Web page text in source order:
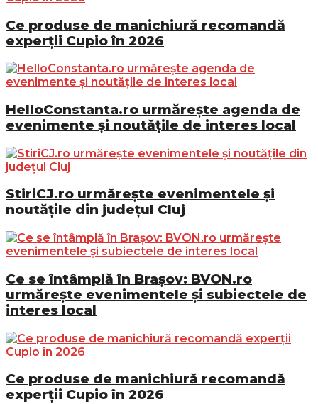
Ce produse de manichiură recomandă
experții Cupio în 2026
HelloConstanta.ro urmărește agenda de
evenimente și noutățile de interes local
StiriCJ.ro urmărește evenimentele și
noutățile din județul Cluj
Ce se întâmplă în Brașov: BVON.ro
urmărește evenimentele și subiectele de
interes local
Ce produse de manichiură recomandă
experții Cupio în 2026